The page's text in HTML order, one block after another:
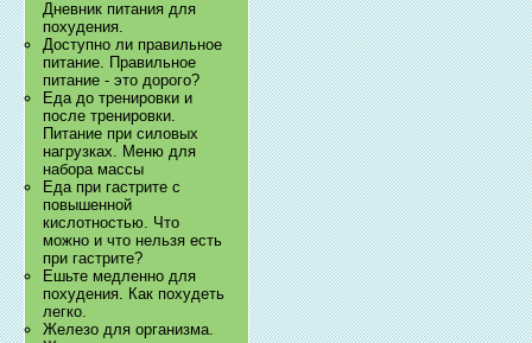
Дневник питания для
похудения.
Доступно ли правильное
питание. Правильное
питание - это дорого?
Еда до тренировки и
после тренировки.
Питание при силовых
нагрузках. Меню для
набора массы
Еда при гастрите с
повышенной
кислотностью. Что
можно и что нельзя есть
при гастрите?
Ешьте медленно для
похудения. Как похудеть
легко.
Железо для организма.